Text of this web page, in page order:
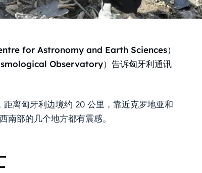
for Astronomy and Earth Sciences）
Observatory）告诉匈牙利通讯
离匈牙利边境约 20 公里，靠近克罗地亚和
南部的几个地方都有震感。